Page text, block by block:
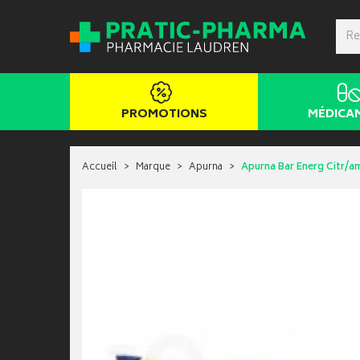
PROMOTIONS
Accueil Marque Apurna Apurna Bar Energ Citr/